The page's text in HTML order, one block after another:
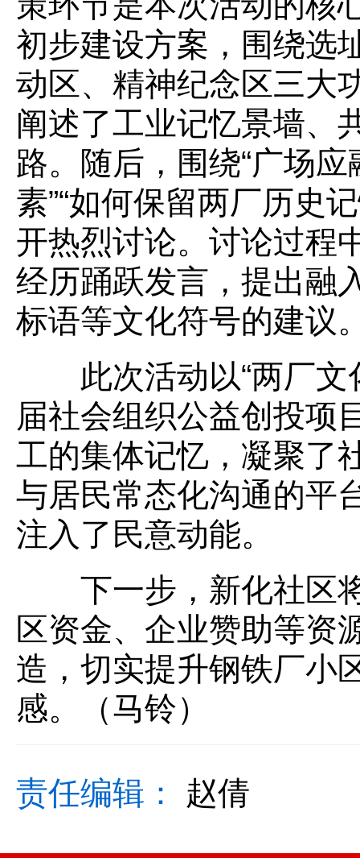
初步建设方案，围绕选
动区、精神纪念区三大
阐述了工业记忆景墙、
路。随后，围绕“广场
素”“如何保留两厂历史
开热烈讨论。讨论过程
经历踊跃发言，提出融
标语等文化符号的建议
此次活动以“两厂文
届社会组织公益创投项
工的集体记忆，凝聚了
与居民常态化沟通的平
注入了民意动能。
下一步，新化社区将
区资金、企业赞助等资
造，切实提升钢铁厂小
感。（马铃）
责任编辑： 赵倩